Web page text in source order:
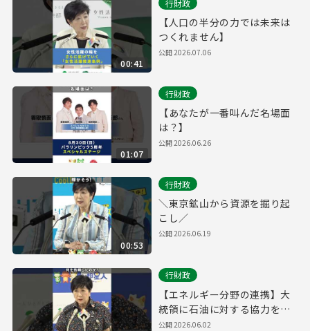
00:41
行財政
【人口の半分の力では未来は
つくれません】
公開2026.07.06
01:07
行財政
【あなたが一番叫んだ名場面
は？】
公開2026.06.26
00:53
行財政
＼東京鉱山から資源を掘り起
こし／
公開2026.06.19
行財政
【エネルギー分野の連携】大
統領に石油に対する協力を依
頼
公開2026.06.02